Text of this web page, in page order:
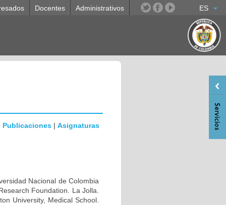
ES
Docentes Administrativos
Publicaciones | Asignaturas
Nacional de Colombia
Foundation. La Jolla.
University, Medical School.